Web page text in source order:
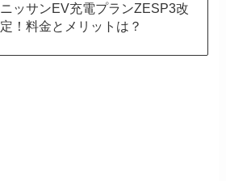
ニッサンEV充電プランZESP3改
定！料金とメリットは？